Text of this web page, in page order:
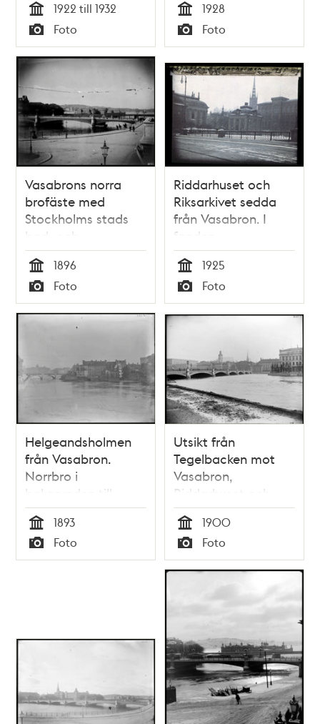
Tid
1922 till 1932
Typ
Foto Tid
1928
Typ
Foto
Vasabrons norra
brofäste med
Stockholms stads
bad- och
siminrättning,
Strömbadet i
bakgrunden
Tid
1896
Typ
Foto
Riddarhuset och
Riksarkivet sedda
från Vasabron. I
fonden
Riddarholmskyrkan
Tid
1925
Typ
Foto
Helgeandsholmen
från Vasabron.
Norrbro i
bakgrunden till
vänster
Tid
1893
Typ
Foto
Utsikt från
Tegelbacken mot
Vasabron,
Riddarhuset och
Strömsborg
Tid
1900
Typ
Foto